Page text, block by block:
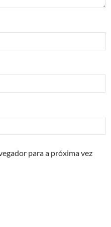
para a próxima vez